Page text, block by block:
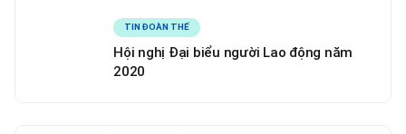
TIN ĐOÀN THỂ
Hội nghị Đại biểu người Lao động năm
2020